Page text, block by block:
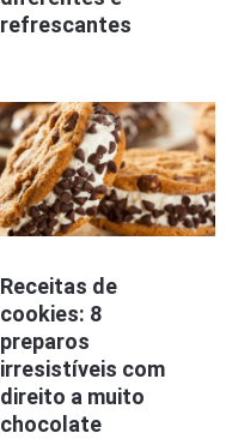
refrescantes
Receitas de
cookies: 8
preparos
irresistíveis com
direito a muito
chocolate